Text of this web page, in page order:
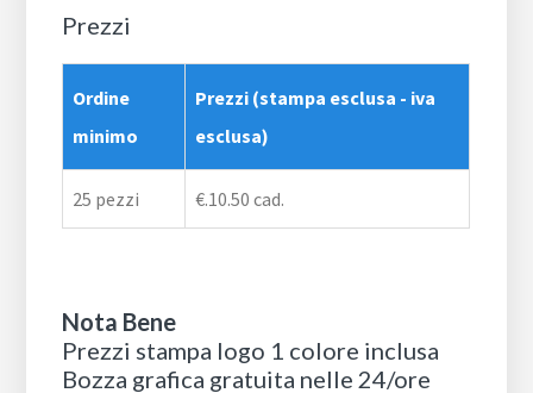
Prezzi
Ordine
minimo
Prezzi (stampa esclusa - iva
esclusa)
25 pezzi €.10.50 cad.
Nota Bene
Prezzi stampa logo 1 colore inclusa
Bozza grafica gratuita nelle 24/ore